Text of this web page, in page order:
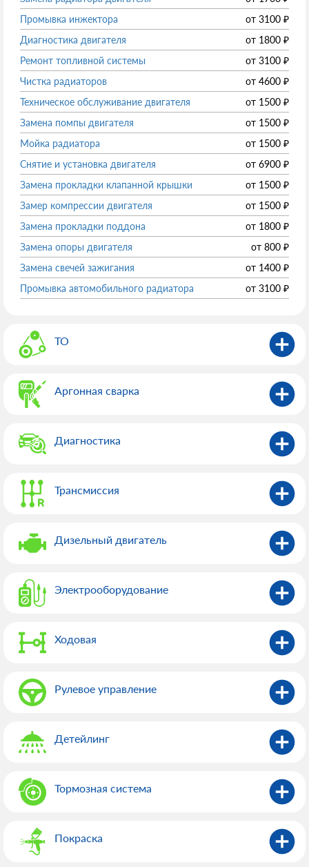
Промывка инжектора
от 3100 ₽
Диагностика двигателя
от 1800 ₽
Ремонт топливной системы
от 3100 ₽
Чистка радиаторов
от 4600 ₽
Техническое обслуживание двигателя
от 1500 ₽
Замена помпы двигателя
от 1500 ₽
Мойка радиатора
от 1500 ₽
Снятие и установка двигателя
от 6900 ₽
Замена прокладки клапанной крышки
от 1500 ₽
Замер компрессии двигателя
от 1500 ₽
Замена прокладки поддона
от 1800 ₽
Замена опоры двигателя
от 800 ₽
Замена свечей зажигания
от 1400 ₽
Промывка автомобильного радиатора
от 3100 ₽
ТО
Аргонная сварка
Диагностика
Трансмиссия
Дизельный двигатель
Электрооборудованиe
Ходовая
Рулевое управление
Детейлинг
Тормозная система
Покраска